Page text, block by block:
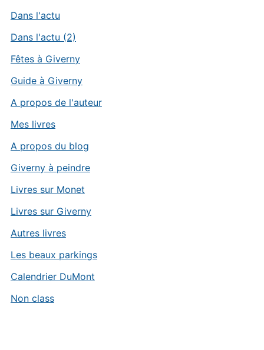
Dans l'actu
Dans l'actu (2)
Fêtes à Giverny
Guide à Giverny
A propos de l'auteur
Mes livres
A propos du blog
Giverny à peindre
Livres sur Monet
Livres sur Giverny
Autres livres
Les beaux parkings
Calendrier DuMont
Non class